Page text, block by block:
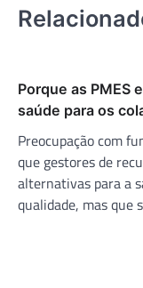
Porque as PMES
saúde para os
Preocupação com
que gestores de
alternativas para a
qualidade, mas que